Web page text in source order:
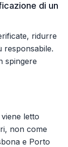
di un
ridurre
responsabile.
spingere
letto
non come
e Porto